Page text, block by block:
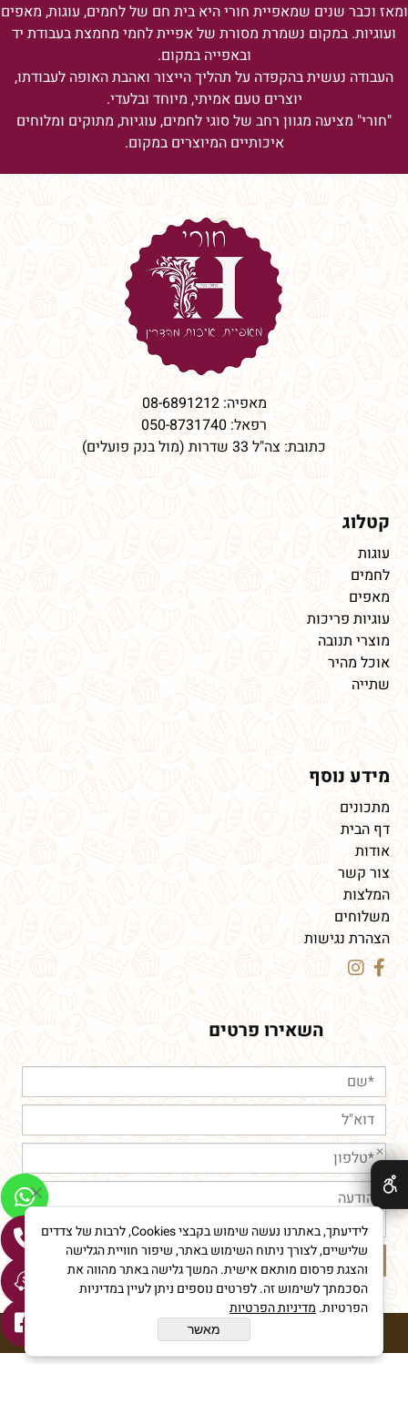
ומאז וכבר שנים שמאפיית חורי היא בית חם של לחמים, עוגות, מאפים
ועוגיות. במקום נשמרת מסורת של אפיית לחמי מחמצת בעבודת יד
ובאפייה במקום.
העבודה נעשית בהקפדה על תהליך הייצור ואהבת האופה לעבודתו,
יוצרים טעם אמיתי, מיוחד ובלעדי.
"חורי" מציעה מגוון רחב של סוגי לחמים, עוגיות, מתוקים ומלוחים
איכותיים המיוצרים במקום.
מאפיה:08-6891212
רפאל: 050-8731740
כתובת: צה"ל 33 שדרות (מול בנק פועלים)
קטלוג
עוגות
לחמים
מאפים
עוגיות פריכות
מוצרי תנובה
אוכל מהיר
שתייה
מידע נוסף
מתכונים
דף הבית
אודות
צור קשר
המלצות
משלוחים
הצהרת נגישות
השאירו פרטים
חורי מאפיית איכות © All Rights reserved
✕
לידיעתך, באתרנו נעשה שימוש בקבצי Cookies, לרבות של צדדים
שלישיים, לצורך ניתוח השימוש באתר, שיפור חוויית הגלישה
והצגת פרסום מותאם אישית. המשך גלישה באתר מהווה את
הסכמתך לשימוש זה. לפרטים נוספים ניתן לעיין במדיניות
הפרטיות. מדיניות הפרטיות
מאשר